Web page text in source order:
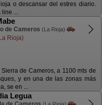
o descansar del estres diario.
line ...
de Cameros (La Rioja)
Rioja)
de Cameros, a 1100 mts de
y en una de las zonas más
se en ...
Legua